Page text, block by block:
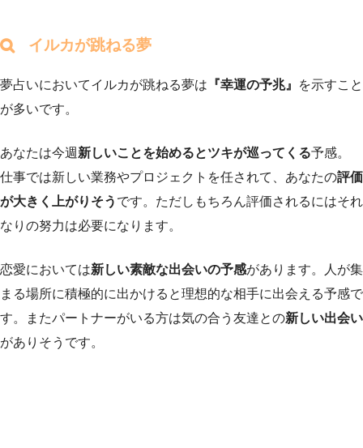
イルカが跳ねる夢
夢占いにおいてイルカが跳ねる夢は 『幸運の予兆』
を示すこと
が多いです。
あなたは今週 新しいことを始めるとツキが巡ってくる予感。
仕事では新しい業務やプロジェクトを任されて、あなたの評価
が大きく上がりそう です。ただしもちろん評価されるにはそれ
なりの努力は必要になります。
恋愛においては新しい素敵な出会いの予感があります。人が集
まる場所に積極的に出かけると理想的な相手に出会える予感で
す。またパートナーがいる方は気の合う友達との新しい出会い
がありそうです。